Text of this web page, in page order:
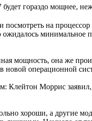
гораздо мощнее,
на
минимальное
мощность, она же
новой операционной
Клейтон Моррис
хороши, а другие